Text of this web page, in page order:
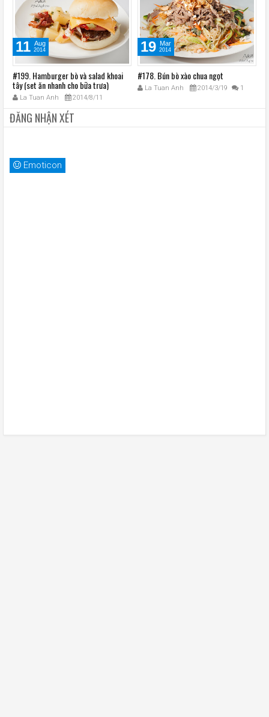
11 Aug
2014
#199. Hamburger bò và salad khoai
tây (set ăn nhanh cho bữa trưa)
La Tuan Anh 2014/8/11
19 Mar
2014
#178. Bún bò xào chua ngọt
La Tuan Anh 2014/3/19 1
ĐĂNG NHẬN XÉT
Emoticon